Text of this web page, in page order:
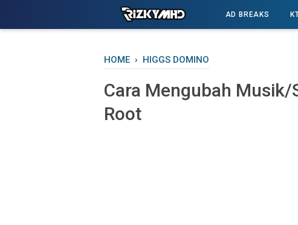
AD BREAKS
HOME › HIGGS DOMINO
Cara Mengubah
Root